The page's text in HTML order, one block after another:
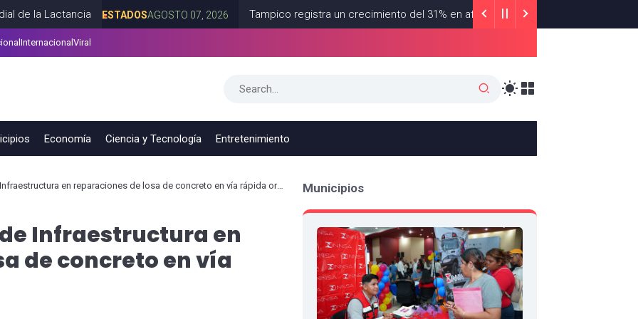
ESTADOS AGOSTO 07, 2026 Tampico registra un crecimiento del 31% en afluencia turística durante la tercera
RECIENTESAGOSTO 07, 2026
Internacional Viral
Economía Ciencia y Tecnología Entretenimiento
en reparaciones de losa de concreto en vía rápida oriente
Infraestructura en
de concreto en vía
Municipios